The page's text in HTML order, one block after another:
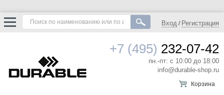
Вход / Регистрация
+7 (495) 232-07-42
пн.-пт: с 10:00 до 18:00
info@durable-shop.ru
Корзина